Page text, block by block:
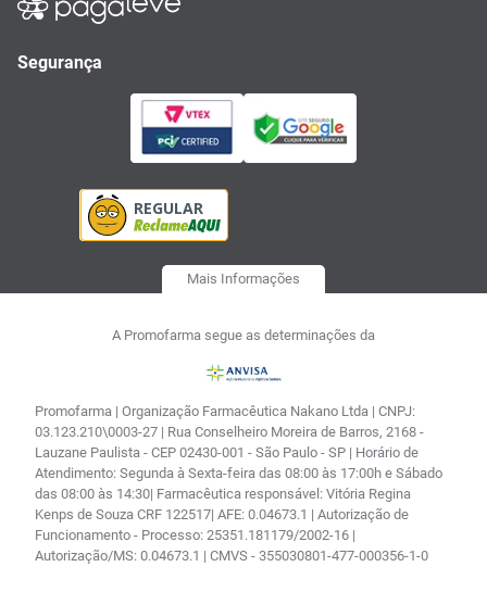
Segurança
Mais Informações
A Promofarma segue as determinações da
Promofarma | Organização Farmacêutica Nakano Ltda | CNPJ:
03.123.210\0003-27 | Rua Conselheiro Moreira de Barros, 2168 -
Lauzane Paulista - CEP 02430-001 - São Paulo - SP | Horário de
Atendimento: Segunda à Sexta-feira das 08:00 às 17:00h e Sábado
das 08:00 às 14:30| Farmacêutica responsável: Vitória Regina
Kenps de Souza CRF 122517| AFE: 0.04673.1 | Autorização de
Funcionamento - Processo: 25351.181179/2002-16 |
Autorização/MS: 0.04673.1 | CMVS - 355030801-477-000356-1-0